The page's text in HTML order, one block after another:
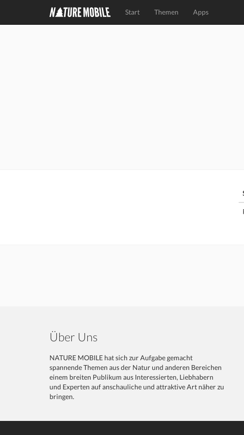
Start Themen Apps
Über Uns
NATURE MOBILE hat sich zur Aufgabe gemacht
spannende Themen aus der Natur und anderen Bereichen
einem breiten Publikum aus Interessierten, Liebhabern
und Experten auf anschauliche und attraktive Art näher zu
bringen.